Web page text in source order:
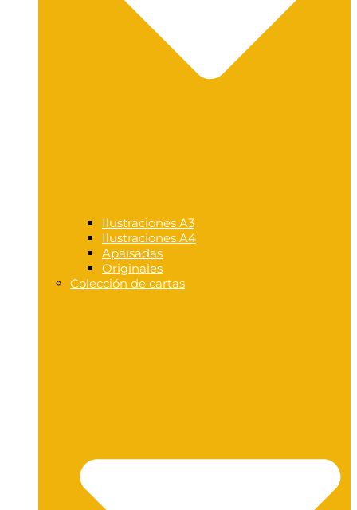
Ilustraciones A3
Ilustraciones A4
Apaisadas
Originales
Colección de cartas